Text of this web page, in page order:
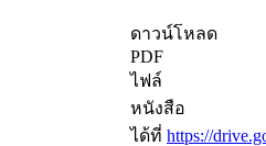
ดาวน์โหลด
PDF
ไฟล์
หนังสือ
ได้ที่ https://